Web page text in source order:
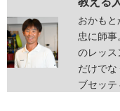
おかも
忠に師
のレッス
だけで
ブセッテ